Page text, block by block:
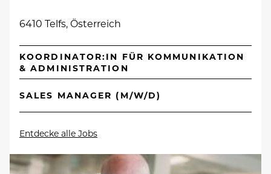
6410 Telfs, Österreich
KOORDINATOR:IN FÜR KOMMUNIKATION
& ADMINISTRATION
SALES MANAGER (M/W/D)
Entdecke alle Jobs